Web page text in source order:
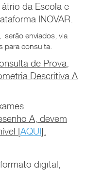
da Escola e
INOVAR.
serão enviados, via
para consulta.
de Prova,
Descritiva A
A, devem
[AQUI].
digital,